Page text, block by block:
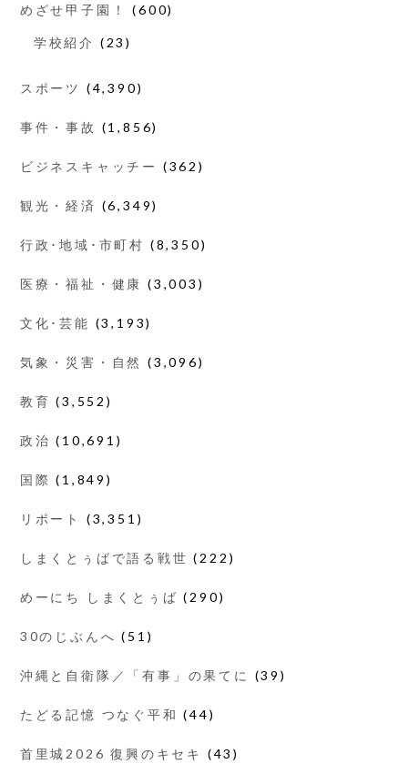
めざせ甲子園！ (600)
学校紹介 (23)
スポーツ (4,390)
事件・事故 (1,856)
ビジネスキャッチー (362)
観光・経済 (6,349)
行政･地域･市町村 (8,350)
医療・福祉・健康 (3,003)
文化･芸能 (3,193)
気象・災害・自然 (3,096)
教育 (3,552)
政治 (10,691)
国際 (1,849)
リポート (3,351)
しまくとぅばで語る戦世 (222)
めーにち しまくとぅば (290)
30のじぶんへ (51)
沖縄と自衛隊／「有事」の果てに (39)
たどる記憶 つなぐ平和 (44)
首里城2026 復興のキセキ (43)